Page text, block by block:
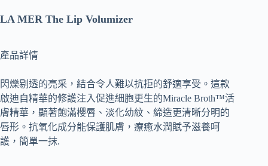
LA MER The Lip Volumizer
產品詳情
閃爍剔透的亮采，結合令人難以抗拒的舒適享受。這款
啟迪自精華的修護注入促進細胞更生的Miracle Broth™活
膚精華，顯著飽滿櫻唇、淡化幼紋、締造更清晰分明的
唇形。抗氧化成分能保護肌膚，療癒水潤賦予滋養呵
護，簡單一抹.